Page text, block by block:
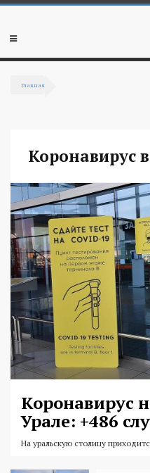
Перейти к основному содержанию
Мобильное
Главная
Коронавирус
Коронавирус
Урале: +486
На уральскую столицу